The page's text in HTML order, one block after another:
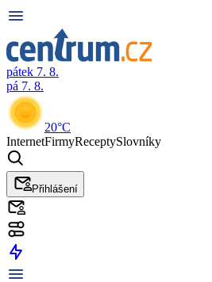
pátek 7. 8.
pá 7. 8.
20°C
InternetFirmyReceptySlovníky
Přihlášení